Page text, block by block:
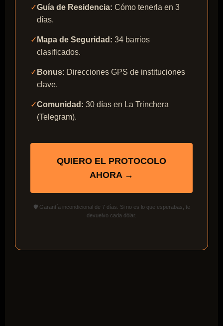
✓Guía de Residencia: Cómo tenerla en 3
días.
✓ Mapa de Seguridad: 34 barrios
clasificados.
✓ Bonus: Direcciones GPS de instituciones
clave.
✓Comunidad: 30 días en La Trinchera
(Telegram).
QUIERO EL PROTOCOLO
AHORA →
🛡️ Garantía incondicional de 7 días. Si no es lo que esperabas, te
devuelvo cada dólar.